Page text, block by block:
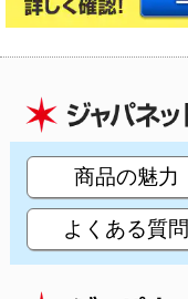
商品の魅力
よくある質問